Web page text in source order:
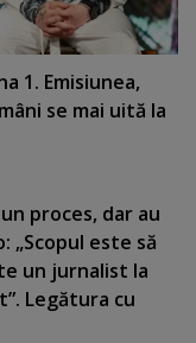
1. Emisiunea,
se mai uită la
proces, dar au
este să
un jurnalist la
Legătura cu